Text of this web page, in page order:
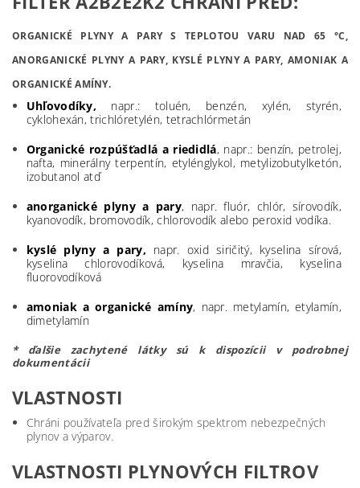
ORGANICKÉ PLYNY A PARY S TEPLOTOU VARU NAD 65 °C,
ANORGANICKÉ PLYNY A PARY, KYSLÉ PLYNY A PARY, AMONIAK A
ORGANICKÉ AMÍNY.
Uhľovodíky, napr.: toluén, benzén, xylén, styrén,
cyklohexán, trichlóretylén, tetrachlórmetán
Organické rozpúšťadlá a riedidlá, napr.: benzín, petrolej,
nafta, minerálny terpentín, etylénglykol, metylizobutylketón,
izobutanol atď
anorganické plyny a pary, napr. fluór, chlór, sírovodík,
kyanovodík, bromovodík, chlorovodík alebo peroxid vodíka.
kyslé plyny a pary, napr. oxid siričitý, kyselina sírová,
kyselina chlorovodíková, kyselina mravčia, kyselina
fluorovodíková
amoniak a organické amíny, napr. metylamín, etylamín,
dimetylamín
* ďalšie zachytené látky sú k dispozícii v podrobnej
dokumentácii
VLASTNOSTI
Chráni používateľa pred širokým spektrom nebezpečných
plynov a výparov.
VLASTNOSTI PLYNOVÝCH FILTROV